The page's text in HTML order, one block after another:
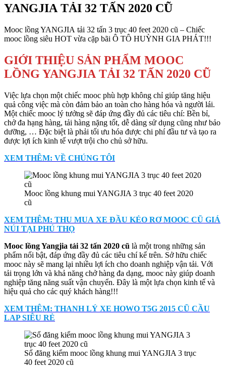
YANGJIA TẢI 32 TẤN 2020 CŨ
Mooc lồng YANGJIA tải 32 tấn 3 trục 40 feet 2020 cũ – Chiếc
mooc lồng siêu HOT vừa cặp bãi Ô TÔ HUỲNH GIA PHÁT!!!
GIỚI THIỆU SẢN PHẨM MOOC
LỒNG YANGJIA TẢI 32 TẤN 2020 CŨ
Việc lựa chọn một chiếc mooc phù hợp không chỉ giúp tăng hiệu
quả công việc mà còn đảm bảo an toàn cho hàng hóa và người lái.
Một chiếc mooc lý tưởng sẽ đáp ứng đầy đủ các tiêu chí: Bền bỉ,
chở đa hạng hàng, tải hàng nặng tốt, dễ dàng sử dụng cũng như bảo
dưỡng, … Đặc biệt là phải tối ưu hóa được chi phí đầu tư và tạo ra
được lợi ích kinh tế vượt trội cho chủ sở hữu.
XEM THÊM: VỀ CHÚNG TÔI
Mooc lồng khung mui YANGJIA 3 trục 40 feet 2020
cũ
XEM THÊM: THU MUA XE ĐẦU KÉO RƠ MOOC CŨ GIÁ
NÚI TẠI PHÚ THỌ
Mooc lồng Yangjia tải 32 tấn 2020 cũ là một trong những sản
phẩm nổi bật, đáp ứng đầy đủ các tiêu chí kể trên. Sở hữu chiếc
mooc này sẽ mang lại nhiều lợi ích cho doanh nghiệp vận tải. Với
tải trọng lớn và khả năng chở hàng đa dạng, mooc này giúp doanh
nghiệp tăng năng suất vận chuyển. Đây là một lựa chọn kinh tế và
hiệu quả cho các quý khách hàng!!!
XEM THÊM: THANH LÝ XE HOWO T5G 2015 CŨ CẦU
LAP SIÊU RẺ
Sổ đăng kiểm mooc lồng khung mui YANGJIA 3 trục
40 feet 2020 cũ